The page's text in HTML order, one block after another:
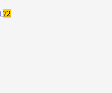
72